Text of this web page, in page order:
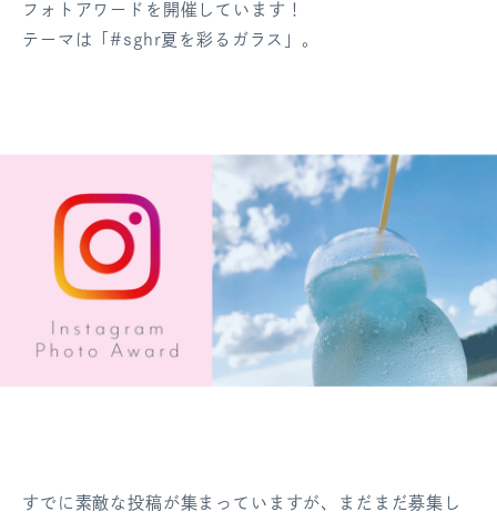
フォトアワードを開催しています！
テーマは「#sghr夏を彩るガラス」。
すでに素敵な投稿が集まっていますが、まだまだ募集し